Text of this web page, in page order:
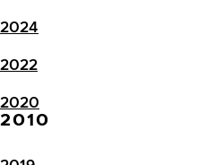
2024
2022
2020
2010